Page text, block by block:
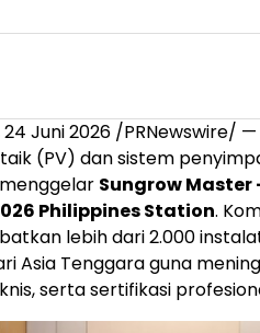
24 Juni 2026 /PRNewswire/
(PV) dan sistem
Sungrow
Philippines Station.
lebih dari 2.000
Asia Tenggara guna
serta sertifikasi